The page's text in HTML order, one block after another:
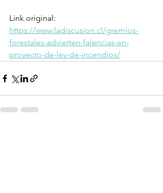
Link original:
https://www.ladiscusion.cl/gremios-
forestales-advierten-falencias-en-
proyecto-de-ley-de-incendios/